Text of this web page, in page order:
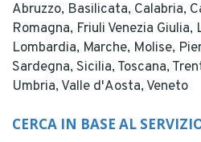
Abruzzo, Basilicata, Calabria,
Romagna, Friuli Venezia Giulia,
Lombardia, Marche, Molise,
Sardegna, Sicilia, Toscana,
Umbria, Valle d'Aosta, Veneto
CERCA IN BASE AL